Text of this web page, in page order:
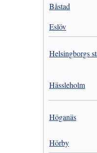
Båstad
Eslöv
Helsingborgs
Hässleholm
Höganäs
Hörby